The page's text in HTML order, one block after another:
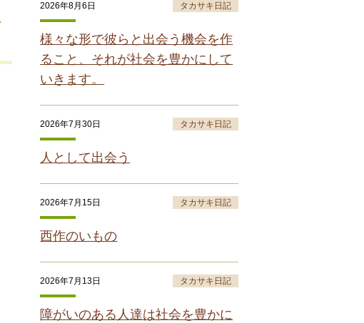
2026年8月6日 タカサキ日記
様々な形で彼らと出会う機会を作
ること、それが社会を豊かにして
いきます。
2026年7月30日 タカサキ日記
人として出会う
2026年7月15日 タカサキ日記
西作のいもの
2026年7月13日 タカサキ日記
障がいのある人達は社会を豊かに